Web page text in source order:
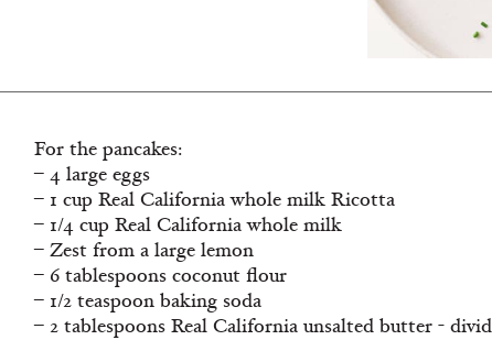
For the pancakes:
– 4 large eggs
– 1 cup Real California whole milk Ricotta
– 1/4 cup Real California whole milk
– Zest from a large lemon
– 6 tablespoons coconut flour
– 1/2 teaspoon baking soda
– 2 tablespoons Real California unsalted butter -